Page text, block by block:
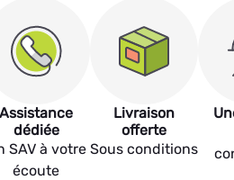
Assistance
dédiée
SAV à votre
écoute
Livraison
offerte
Sous conditions